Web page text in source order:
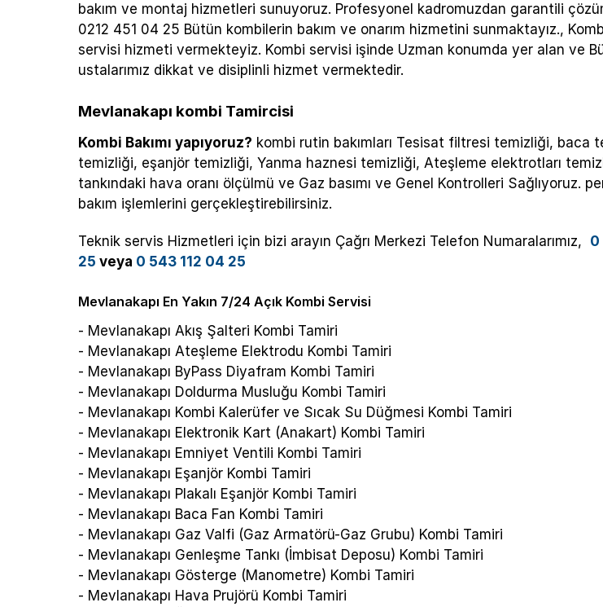
bakım ve montaj hizmetleri sunuyoruz. Profesyonel kadromuzdan garantili
0212 451 04 25 Bütün kombilerin bakım ve onarım hizmetini sunmaktayız.,
servisi hizmeti vermekteyiz. Kombi servisi işinde Uzman konumda yer alan ve
ustalarımız dikkat ve disiplinli hizmet vermektedir.
Mevlanakapı kombi Tamircisi
Kombi Bakımı yapıyoruz? kombi rutin bakımları Tesisat filtresi temizliği, baca
temizliği, eşanjör temizliği, Yanma haznesi temizliği, Ateşleme elektrotları
tankındaki hava oranı ölçülmü ve Gaz basımı ve Genel Kontrolleri Sağlıyoruz.
bakım işlemlerini gerçekleştirebilirsiniz.
Teknik servis Hizmetleri için bizi arayın Çağrı Merkezi Telefon Numaralarımız, 0
25 veya 0 543 112 04 25
Mevlanakapı En Yakın 7/24 Açık Kombi Servisi
- Mevlanakapı Akış Şalteri Kombi Tamiri
- Mevlanakapı Ateşleme Elektrodu Kombi Tamiri
- Mevlanakapı ByPass Diyafram Kombi Tamiri
- Mevlanakapı Doldurma Musluğu Kombi Tamiri
- Mevlanakapı Kombi Kalerüfer ve Sıcak Su Düğmesi Kombi Tamiri
- Mevlanakapı Elektronik Kart (Anakart) Kombi Tamiri
- Mevlanakapı Emniyet Ventili Kombi Tamiri
- Mevlanakapı Eşanjör Kombi Tamiri
- Mevlanakapı Plakalı Eşanjör Kombi Tamiri
- Mevlanakapı Baca Fan Kombi Tamiri
- Mevlanakapı Gaz Valfi (Gaz Armatörü-Gaz Grubu) Kombi Tamiri
- Mevlanakapı Genleşme Tankı (İmbisat Deposu) Kombi Tamiri
- Mevlanakapı Gösterge (Manometre) Kombi Tamiri
- Mevlanakapı Hava Prujörü Kombi Tamiri